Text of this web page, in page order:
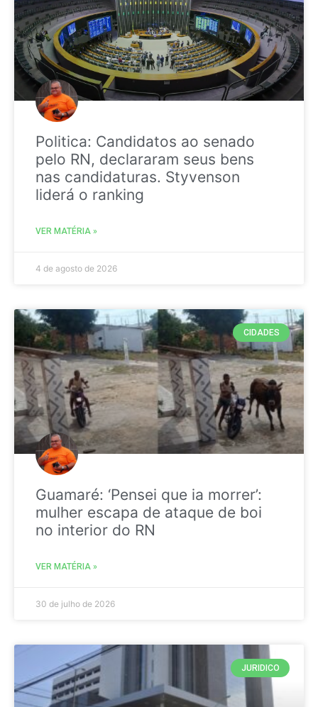
Politica: Candidatos ao senado
pelo RN, declararam seus bens
nas candidaturas. Styvenson
liderá o ranking
VER MATÉRIA »
4 de agosto de 2026
CIDADES
Guamaré: ‘Pensei que ia morrer’:
mulher escapa de ataque de boi
no interior do RN
VER MATÉRIA »
30 de julho de 2026
JURIDICO